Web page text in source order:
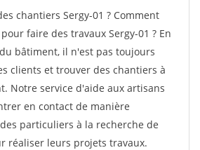
chantiers Sergy-01 ? Comment
faire des travaux Sergy-01 ? En
bâtiment, il n'est pas toujours
clients et trouver des chantiers à
Notre service d'aide aux artisans
en contact de manière
particuliers à la recherche de
réaliser leurs projets travaux.